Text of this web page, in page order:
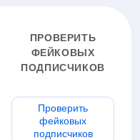
ПРОВЕРИТЬ
ФЕЙКОВЫХ
ПОДПИСЧИКОВ
Проверить
фейковых
подписчиков